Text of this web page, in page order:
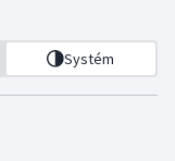
Systém